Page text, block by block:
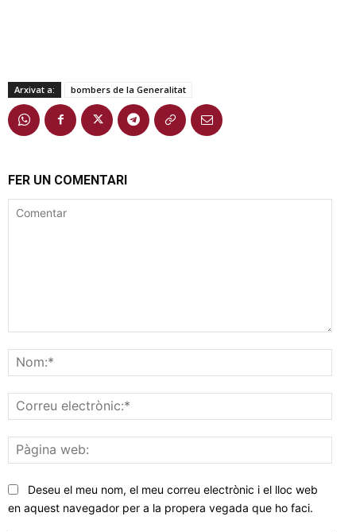
Arxivat a: bombers de la Generalitat
FER UN COMENTARI
web:
Deseu el meu nom, el meu correu electrònic i el lloc web
en aquest navegador per a la propera vegada que ho faci.